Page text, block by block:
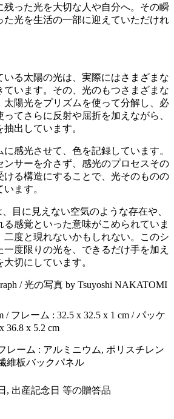
残った光を大切な人や自分へ。その瞬
た光を生活の一部に迎えていただけれ
いる太陽の光は、実際にはさまざまな
ています。その、光のもつさまざまな
太陽光をプリズムを使って分解し、必
てさらに反射や屈折を加えながら、
出しています。
感光させて、色を記録しています。
ンサーを介さず、感光のプロセスその
ける構造にすることで、光そのものの
ます。
、目に見えない空気のような存在や、
感覚といった意味がこめられていま
二度と現れないかもしれない。このシ
一度限りの光を、できるだけ手を加え
切にしています。
/ フレーム : 32.5 x 32.5 x 1 cm / パッケ
36.8 x 5.2 cm
レーム : アルミニウム, ポリスチレン
維板バックパネル
, 出産記念日 等の贈答品